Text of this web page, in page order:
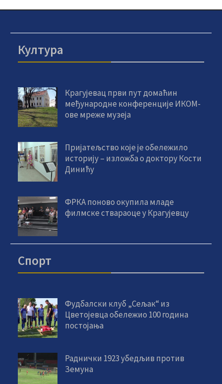
Култура
Крагујевац први пут домаћин
међународне конференције ИКОМ-
ове мреже музеја
Пријатељство које је обележило
историју – изложба о доктору Кости
Динићу
ФРКА поново окупила младе
филмске ствараоце у Крагујевцу
Спорт
Фудбалски клуб „Сељак“ из
Цветојевца обележио 100 година
постојања
Раднички 1923 убедљив против
Земуна